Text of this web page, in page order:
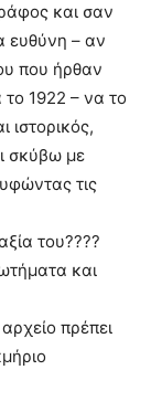
και σαν
ευθύνη – αν
που ήρθαν
1922 – να το
σκύβω με
τις
του????
και
πρέπει